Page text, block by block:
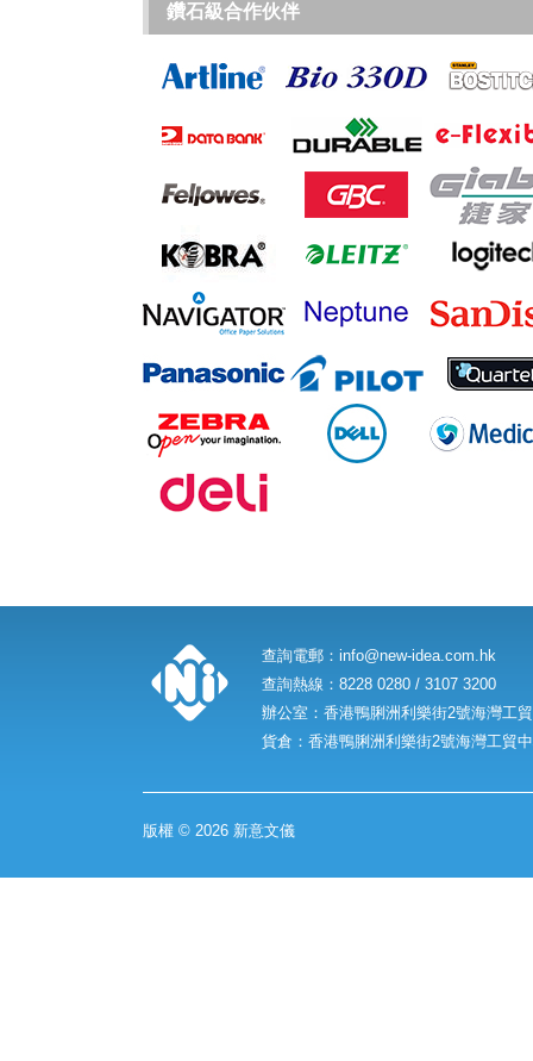
鑽石級合作伙伴
查詢電郵： info@new-idea.com.hk
查詢熱線：8228 0280 / 3107 3200
辦公室：香港鴨脷洲利樂街2號海灣工
貨倉：香港鴨脷洲利樂街2號海灣工貿
版權 © 2026 新意文儀